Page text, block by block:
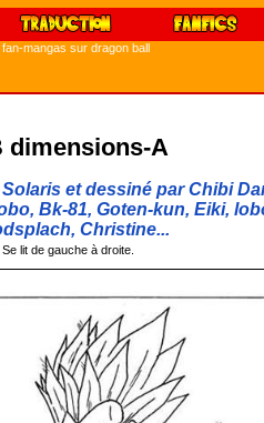
mangas sur dragon ball
dimensions-A
et dessiné par Chibi
Bk-81, Goten-kun, Eiki,
Christine...
Se lit de gauche à droite.